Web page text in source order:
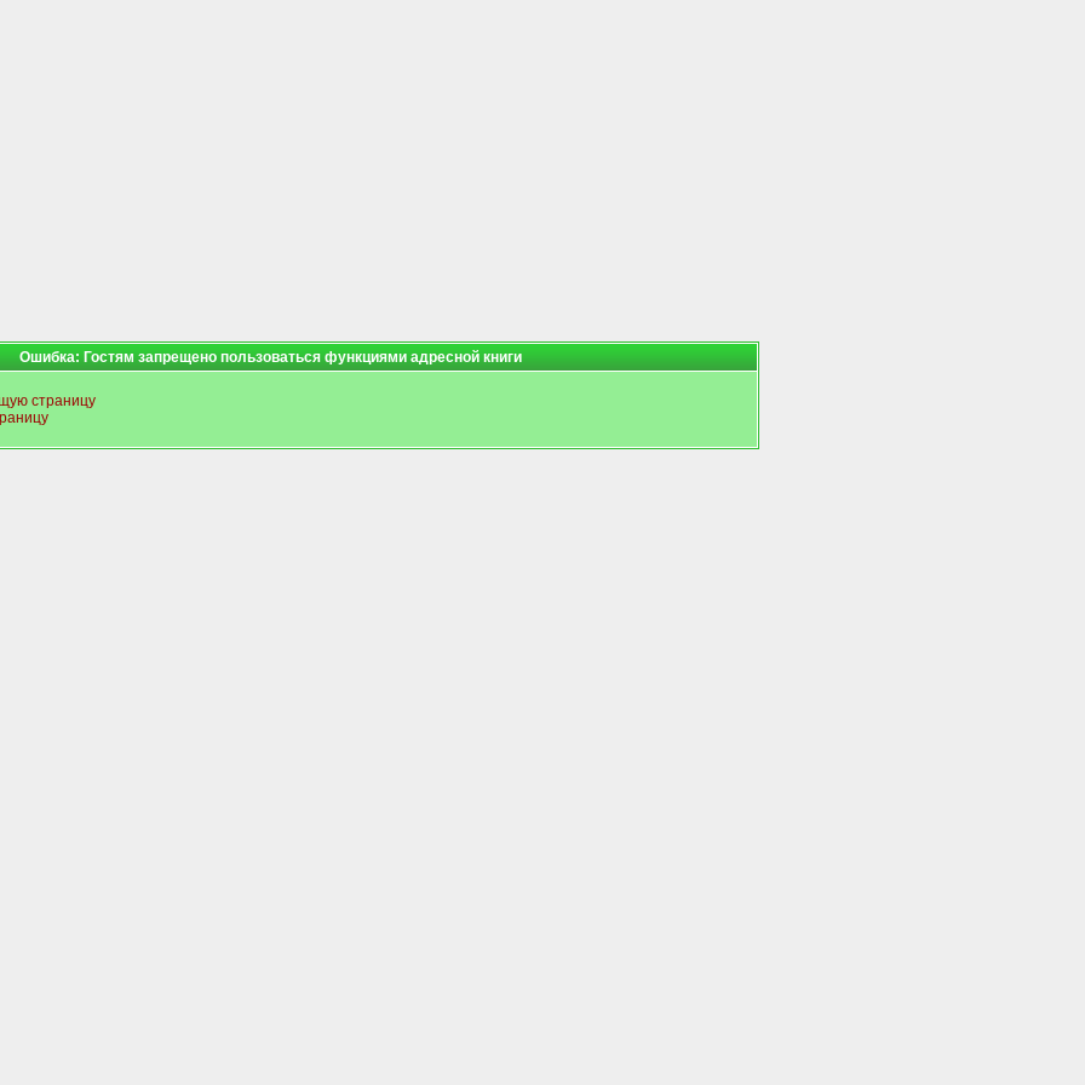
Ошибка: Гостям запрещено пользоваться функциями адресной книги
страницу